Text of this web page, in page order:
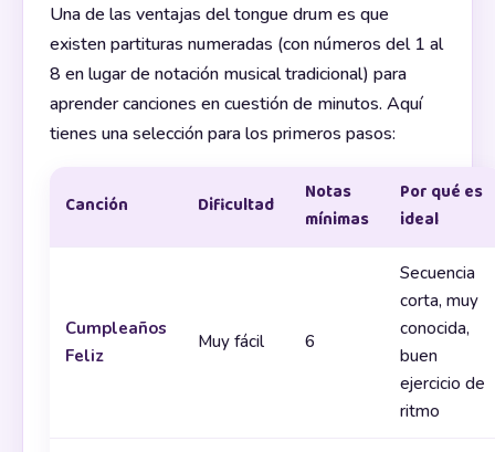
Una de las ventajas del tongue drum es que
existen partituras numeradas (con números del 1 al
8 en lugar de notación musical tradicional) para
aprender canciones en cuestión de minutos. Aquí
tienes una selección para los primeros pasos:
Canción Dificultad
Notas
mínimas
Por qué es
ideal
Cumpleaños
Feliz
Muy fácil 6
Secuencia
corta, muy
conocida,
buen
ejercicio de
ritmo